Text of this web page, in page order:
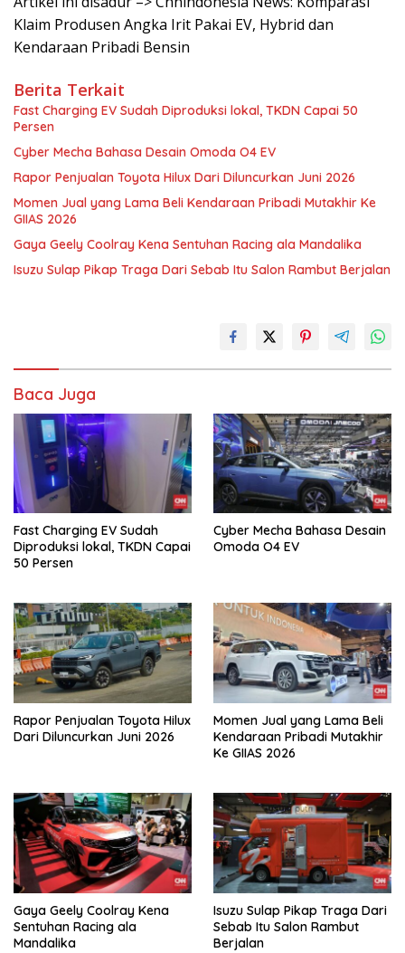
Klaim Produsen Angka Irit Pakai EV, Hybrid dan
Kendaraan Pribadi Bensin
Berita Terkait
Fast Charging EV Sudah Diproduksi lokal, TKDN Capai 50
Persen
Cyber Mecha Bahasa Desain Omoda O4 EV
Rapor Penjualan Toyota Hilux Dari Diluncurkan Juni 2026
Momen Jual yang Lama Beli Kendaraan Pribadi Mutakhir Ke
GIIAS 2026
Gaya Geely Coolray Kena Sentuhan Racing ala Mandalika
Isuzu Sulap Pikap Traga Dari Sebab Itu Salon Rambut Berjalan
Baca Juga
Fast Charging EV Sudah
Diproduksi lokal, TKDN Capai
50 Persen
Cyber Mecha Bahasa Desain
Omoda O4 EV
Rapor Penjualan Toyota Hilux
Dari Diluncurkan Juni 2026
Momen Jual yang Lama Beli
Kendaraan Pribadi Mutakhir
Ke GIIAS 2026
Gaya Geely Coolray Kena
Sentuhan Racing ala
Mandalika
Isuzu Sulap Pikap Traga Dari
Sebab Itu Salon Rambut
Berjalan